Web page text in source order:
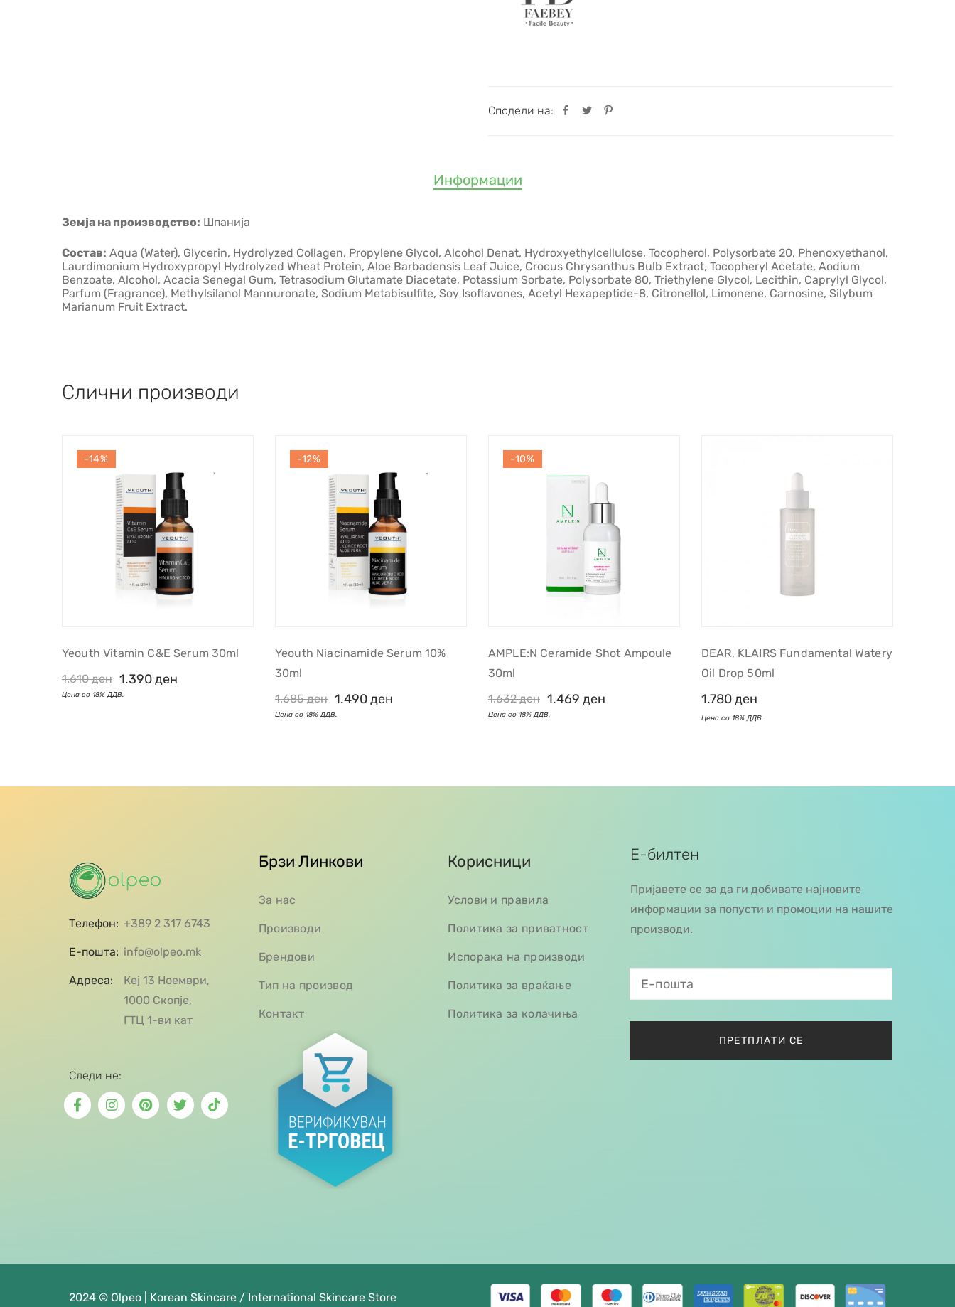
Сподели на:
Информации
Земја на производство: Шпанија
Состав: Aqua (Water), Glycerin, Hydrolyzed Collagen, Propylene Glycol, Alcohol Denat, Hydroxyethylcellulose, Tocopherol, Polysorbate 20, Phenoxyethanol,
Laurdimonium Hydroxypropyl Hydrolyzed Wheat Protein, Aloe Barbadensis Leaf Juice, Crocus Chrysanthus Bulb Extract, Tocopheryl Acetate, Aodium
Benzoate, Alcohol, Acacia Senegal Gum, Tetrasodium Glutamate Diacetate, Potassium Sorbate, Polysorbate 80, Triethylene Glycol, Lecithin, Caprylyl Glycol,
Parfum (Fragrance), Methylsilanol Mannuronate, Sodium Metabisulfite, Soy Isoflavones, Acetyl Hexapeptide-8, Citronellol, Limonene, Carnosine, Silybum
Marianum Fruit Extract.
Слични производи
-14%
Yeouth Vitamin C&E Serum 30ml
1.610ден 1.390ден
-12%
Yeouth Niacinamide Serum 10%
30ml
1.685ден 1.490ден
-10%
AMPLE:N Ceramide Shot Ampoule
30ml
1.632ден 1.469 ден
DEAR, KLAIRS Fundamental Watery
Oil Drop 50ml
1.780ден
Телефон: +389 2 317 6743
Е-пошта: info@olpeo.mk
Адреса:
Кеј 13 Ноември,
1000 Скопје,
ГТЦ 1-ви кат
Следи не:
Брзи Линкови
За нас
Производи
Брендови
Тип на производ
Контакт
Корисници
Услови и правила
Политика за приватност
Испорака на производи
Политика за враќање
Политика за колачиња
Е-билтен
Пријавете се за да ги добивате најновите
информации за попусти и промоции на нашите
производи.
2024 © Olpeo | Korean Skincare / International Skincare Store